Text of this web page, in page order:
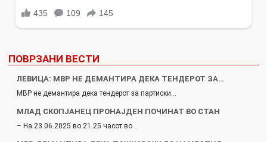
ПОВРЗАНИ ВЕСТИ
ЛЕВИЦА: МВР НЕ ДЕМАНТИРА ДЕКА ТЕНДЕРОТ ЗА…
МВР не демантира дека тендерот за партиски…
МЛАД СКОПЈАНЕЦ ПРОНАЈДЕН ПОЧИНАТ ВО СТАН
– На 23.06.2025 во 21.25 часот во…